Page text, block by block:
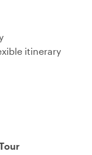
itinerary